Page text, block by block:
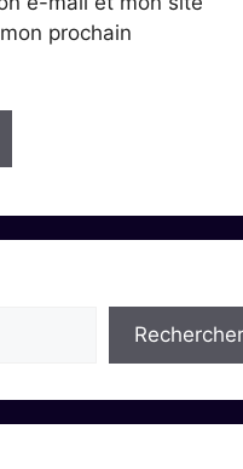
prochain
Rechercher